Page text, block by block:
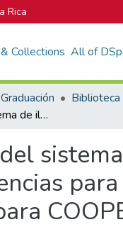
Rica
Collections All of
Rediseño del sistema de iluminación, diseño del sistema de iluminación de emergencias para los hangares, estudio de cortocircuito y de arco eléctrico para COOPESA R.L.